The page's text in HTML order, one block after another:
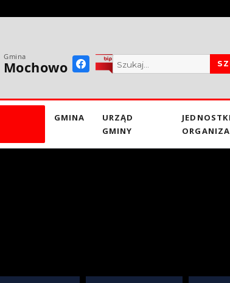
Gmina
Mochowo
GMINA
URZĄD
GMINY
JEDNOSTKI